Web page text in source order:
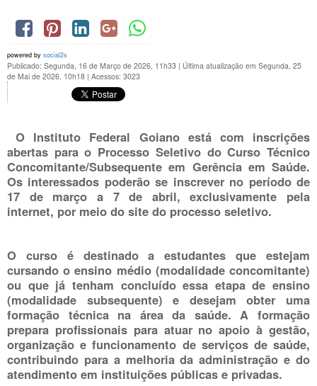
powered by social2s
Publicado: Segunda, 16 de Março de 2026, 11h33 | Última atualização em Segunda, 25
de Mai de 2026, 10h18 | Acessos: 3023
O Instituto Federal Goiano está com inscrições
abertas para o Processo Seletivo doCurso Técnico
Concomitante/Subsequente em Gerência em Saúde.
Os interessados poderão se inscrever no período de
17 de março a 7 de abril, exclusivamente pela
internet, por meio do site do processo seletivo.
O curso é destinado a estudantes que estejam
cursando o ensino médio (modalidade concomitante)
ou que já tenham concluído essa etapa de ensino
(modalidade subsequente) e desejam obter uma
formação técnica na área da saúde. A formação
prepara profissionais para atuar no apoio à gestão,
organização e funcionamento de serviços de saúde,
contribuindo para a melhoria da administração e do
atendimento em instituições públicas e privadas.